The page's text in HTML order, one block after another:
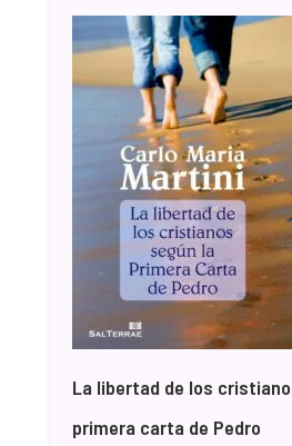
La libertad de los
primera carta de Pedro